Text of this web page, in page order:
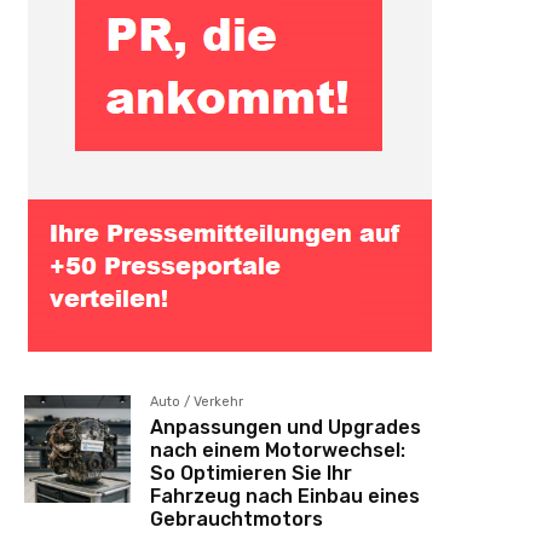
Auto / Verkehr
Anpassungen und Upgrades
nach einem Motorwechsel:
So Optimieren Sie Ihr
Fahrzeug nach Einbau eines
Gebrauchtmotors